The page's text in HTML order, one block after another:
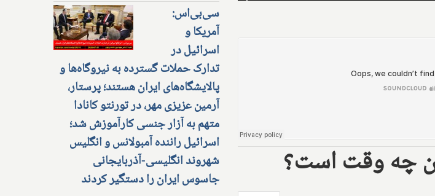
چه وقت است؟
سی‌بی‌اس:
آمریکا و
اسرائیل در
تدارک حملات گسترده به نیروگاه‌ها و
پالایشگاه‌های ایران هستند؛ پرستار،
آرمین عزیزی مهر، در تورنتو کانادا
متهم به آزار جنسی کارآموزش شد؛
اسرائیل راننده آمبولانس و انگلیس
شهروند انگلیسی-آذربایجانی
جاسوس ایران را دستگیر کردند